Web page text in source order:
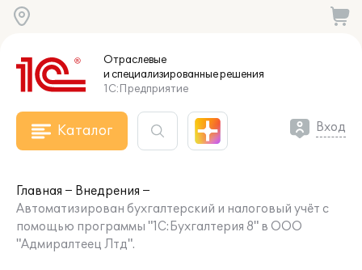
Отраслевые
и специализированныерешения
1С:Предприятие
Каталог Вход
Главная
Внедрения
Автоматизирован бухгалтерский и налоговый учёт с
помощью программы "1С:Бухгалтерия 8" в ООО
"Адмиралтеец Лтд".